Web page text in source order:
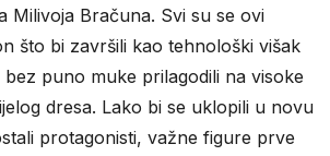
Milivoja Bračuna. Svi su se ovi
što bi završili kao tehnološki višak
puno muke prilagodili na visoke
dresa. Lako bi se uklopili u novu
protagonisti, važne figure prve